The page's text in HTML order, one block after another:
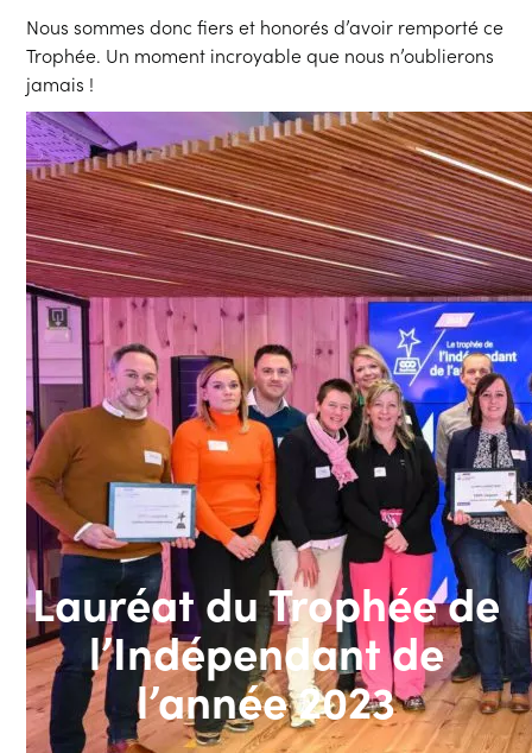
Lauréat du Trophée de
l’Indépendant de
l’année 2023
Nous sommes donc fiers et honorés d’avoir remporté ce
Trophée. Un moment incroyable que nous n’oublierons
jamais !